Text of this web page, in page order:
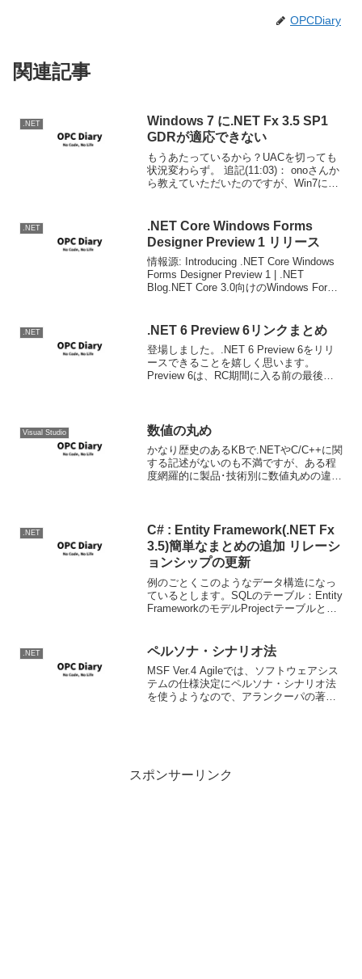
OPCDiary
関連記事
.NET
Windows 7 に.NET Fx 3.5 SP1
GDRが適応できない
もうあたっているから？UACを切っても
状況変わらず。 追記(11:03)： onoさんか
ら教えていただいたのですが、Win7にイ
参照) ディベロッパー製品...
.NET
.NET Core Windows Forms
Designer Preview 1 リリース
情報源: Introducing .NET Core Windows
Forms Designer Preview 1 | .NET
Blog.NET Core 3.0向けのWindows Forms
.NET .NET 6 Preview 6リンクまとめ
登場しました。.NET 6 Preview 6をリリ
ースできることを嬉しく思います。
Preview 6は、RC期間に入る前の最後か
Visual Studio 数値の丸め
かなり歴史のあるKBで.NETやC/C++に関
する記述がないのも不満ですが、ある程
度網羅的に製品･技術別に数値丸めの違い
作しそ...
.NET
C# : Entity Framework(.NET Fx
3.5)簡単なまとめの追加 リレーシ
ョンシップの更新
例のごとくこのようなデータ構造になっ
ているとします。SQLのテーブル：Entity
FrameworkのモデルProjectテーブルと
リレーションの変更を行いたい場...
.NET ペルソナ・シナリオ法
MSF Ver.4 Agileでは、ソフトウェアシス
テムの仕様決定にペルソナ・シナリオ法
を使うようなので、アランクーパの著
スポンサーリンク